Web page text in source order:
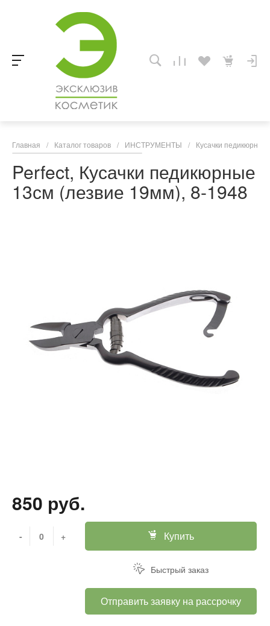
Главная / Каталог товаров / ИНСТРУМЕНТЫ / Кусачки педикюрные
Perfect, Кусачки педикюрные
13см (лезвие 19мм), 8-1948
850 руб.
- + Купить
Быстрый заказ
Отправить заявку на рассрочку